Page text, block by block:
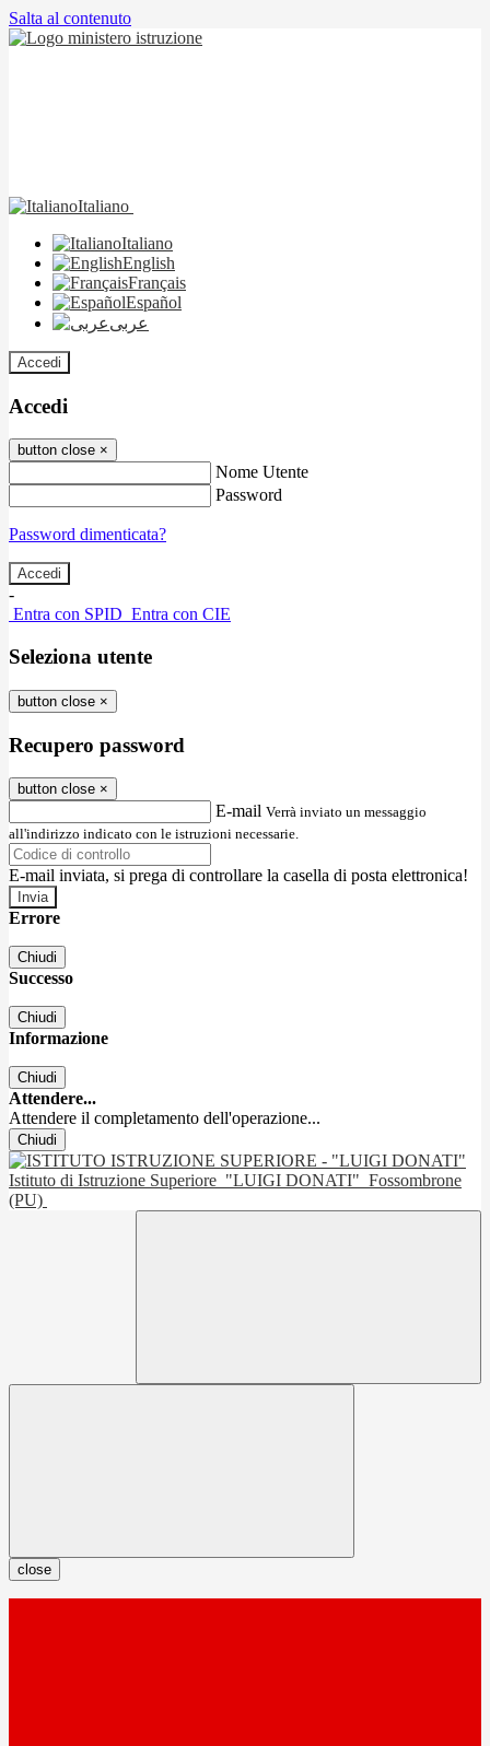
Salta al contenuto
Italiano
Italiano
English
Français
Español
عربى
Accedi
Accedi
button close ×
Nome Utente
Password
Password dimenticata?
-
Entra con SPID Entra con CIE
Seleziona utente
button close ×
Recupero password
button close ×
E-mail Verrà inviato un messaggio
all'indirizzo indicato con le istruzioni necessarie.
E-mail inviata, si prega di controllare la casella di posta elettronica!
Errore
Chiudi
Successo
Chiudi
Informazione
Chiudi
Attendere...
Attendere il completamento dell'operazione...
Chiudi
Istituto di Istruzione Superiore "LUIGI DONATI" Fossombrone
(PU)
close